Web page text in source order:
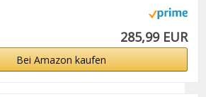
285,99 EUR
Bei Amazon kaufen